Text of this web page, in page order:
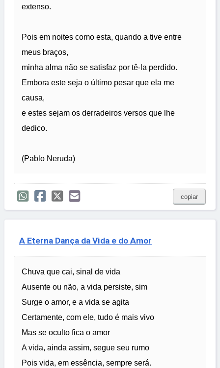
extenso.
Pois em noites como esta, quando a tive entre
meus braços,
minha alma não se satisfaz por tê-la perdido.
Embora este seja o último pesar que ela me
causa,
e estes sejam os derradeiros versos que lhe
dedico.
(Pablo Neruda)
copiar
A Eterna Dança da Vida e do Amor
Chuva que cai, sinal de vida
Ausente ou não, a vida persiste, sim
Surge o amor, e a vida se agita
Certamente, com ele, tudo é mais vivo
Mas se oculto fica o amor
A vida, ainda assim, segue seu rumo
Pois vida, em essência, sempre será.